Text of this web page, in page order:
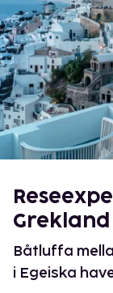
Grekland
Båtluffa
i Egeiska